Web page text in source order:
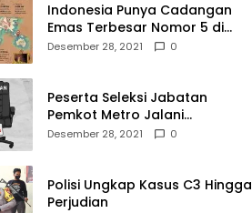
Indonesia Punya Cadangan
Emas Terbesar Nomor 5 di
Dunia, Ini Lokasinya dari
Desember 28, 2021 0
Peserta Seleksi Jabatan
Pemkot Metro Jalani
Assesment di Mabes Polri
Desember 28, 2021 0
Polisi Ungkap Kasus C3 Hingga
Perjudian